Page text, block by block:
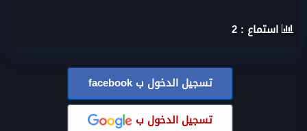
استماع : 2
تسجيل الدخول بfacebook
تسجيل الدخول ب